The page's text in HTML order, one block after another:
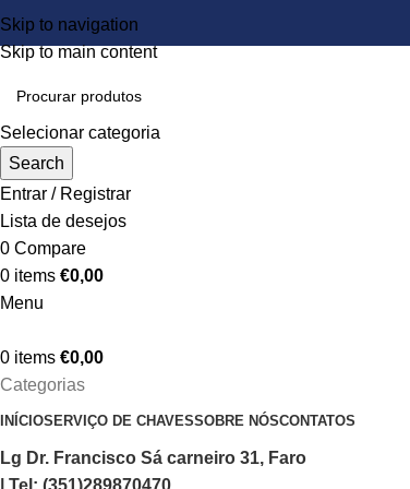
Skip to navigation
Skip to main content
Selecionar categoria
Search
Entrar / Registrar
Lista de desejos
0 Compare
0 items €0,00
Menu
0 items €0,00
Categorias
INÍCIOSERVIÇO DE CHAVESSOBRE NÓSCONTATOS
Lg Dr. Francisco Sá carneiro 31, Faro
| Tel: (351)289870470